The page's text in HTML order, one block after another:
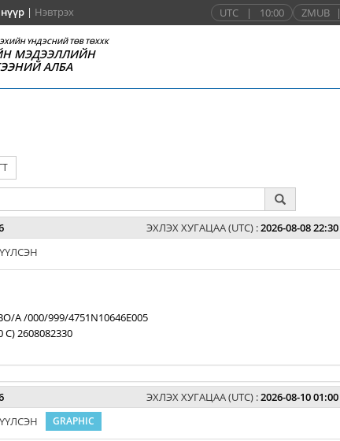
| Нэвтрэх UTC | 10:00 ZMUB |
ҮНДЭСНИЙ ТӨВ ТӨХХК
МЭДЭЭЛЛИЙН
АЛБА
ЭХЛЭХ ХУГАЦАА (UTC) :2026-08-08 22:30
A /000/999/4751N10646E005
C) 2608082330
ЭХЛЭХ ХУГАЦАА (UTC) :2026-08-10 01:00
GRAPHIC